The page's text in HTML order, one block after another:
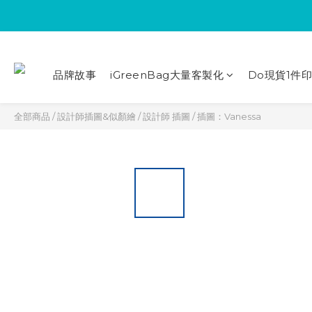
品牌故事 iGreenBag大量客製化 Do現貨1件
全部商品 /設計師插圖&似顏繪 /設計師 插圖 /插圖：Vanessa